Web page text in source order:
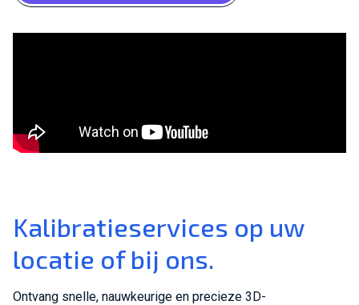
Kalibratieservices op uw
locatie of bij ons.
Ontvang snelle, nauwkeurige en precieze 3D-